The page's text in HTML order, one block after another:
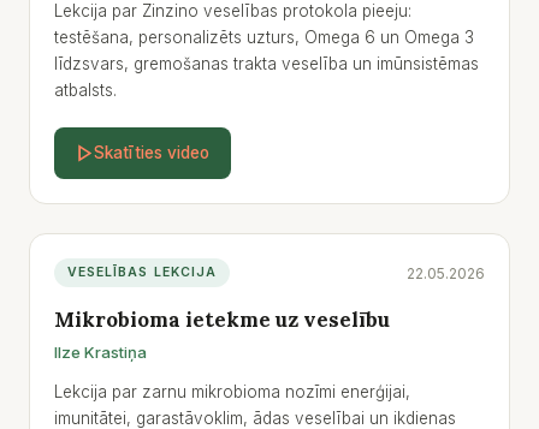
Lekcija par Zinzino veselības protokola pieeju:
testēšana, personalizēts uzturs, Omega 6 un Omega 3
līdzsvars, gremošanas trakta veselība un imūnsistēmas
atbalsts.
Skatīties video
VESELĪBAS LEKCIJA 22.05.2026
Mikrobioma ietekme uz veselību
Ilze Krastiņa
Lekcija par zarnu mikrobioma nozīmi enerģijai,
imunitātei, garastāvoklim, ādas veselībai un ikdienas